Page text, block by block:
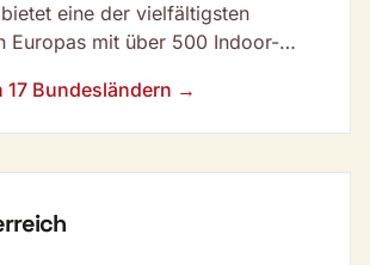
eine der vielfältigsten
Europas mit über 500 Indoor-
bis zu den Bayerischen
du Kletterangebote für jeden
17 Bundesländern →